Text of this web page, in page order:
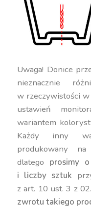
Uwaga! Donice
nieznacznie
w rzeczywistości
ustawień
wariantem
Każdy inny
produkowany na
dlatego prosimy
i liczby sztuk
z art. 10 ust. 3 z
zwrotu takiego